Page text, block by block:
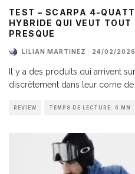
TEST – SCARPA 4-
HYBRIDE QUI VEUT
PRESQUE
LILIAN MARTINEZ · 24/02/2026
Il y a des produits qui arrivent
discrètement dans leur corne de
REVIEW TEMPS DE LECTURE: 6 MN